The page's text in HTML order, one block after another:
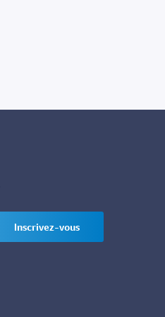
Inscrivez-vous